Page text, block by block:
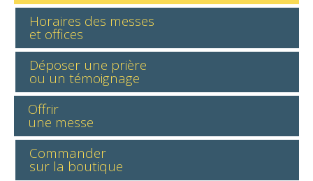
Horaires des messes
et offices
Déposer une prière
ou un témoignage
Offrir
une messe
Commander
sur la boutique